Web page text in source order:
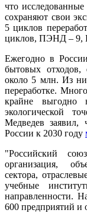
что
сохраняют свои
5 циклов
циклов, ПЭНД –
Ежегодно в
бытовых отходов,
около 5 млн. Из
переработке.
крайне
экологической
Медведев заявил,
России к 2030 году
"Российский
организация,
сектора,
учебные
направленности.
600 предприятий и